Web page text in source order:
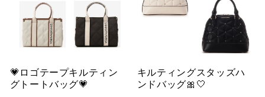
💗ロゴテープキルティン
グトートバッグ💗
キルティングスタッズハ
ンドバッグ🎀🤍